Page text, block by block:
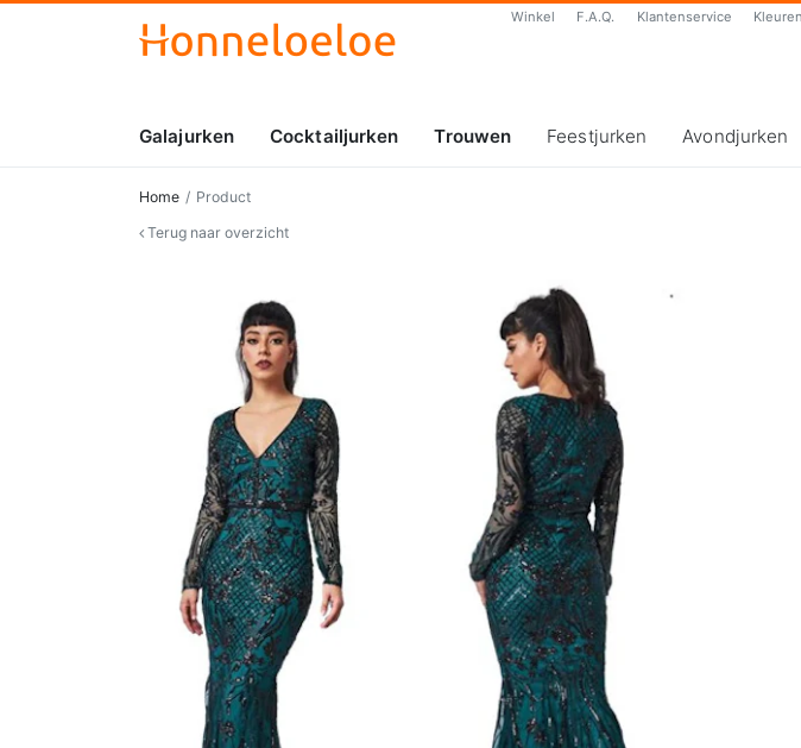
Winkel F.A.Q. Klantenservice
Galajurken Cocktailjurken Trouwen Feestjurken Avondjurken
Home
Product
Terug naar overzicht